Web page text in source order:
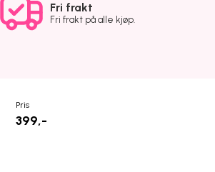
Fri frakt
Fri frakt på alle kjøp.
Pris
399,-